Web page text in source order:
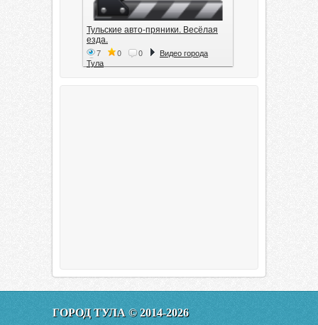
Тульские авто-пряники. Весёлая
езда.
7 0 0
Видео города
Тула
00:20:11
Эфир от 11.01.2016 (19.35) Тула
ГОРОД ТУЛА © 2014-2026